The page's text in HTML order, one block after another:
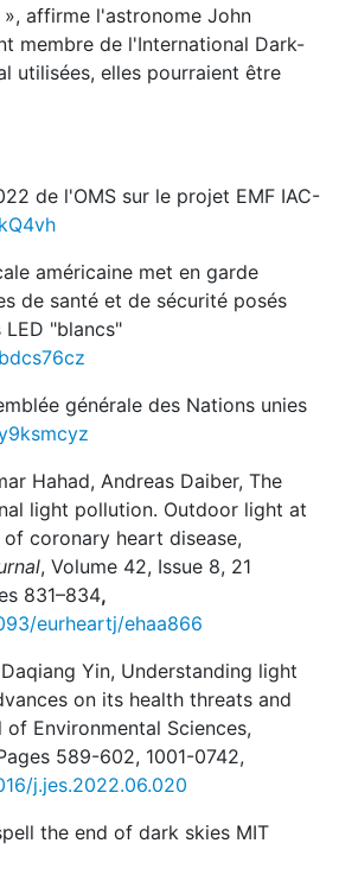
affirme l'astronome John
membre de l'International Dark-
utilisées, elles pourraient être
de l'OMS sur le projet EMF IAC-
américaine met en garde
de santé et de sécurité posés
"blancs"
générale des Nations unies
Hahad, Andreas Daiber, The
light pollution. Outdoor light at
coronary heart disease,
, Volume 42, Issue 8, 21
831–834,
eurheartj/ehaa866
Yin, Understanding light
on its health threats and
Environmental Sciences,
589-602, 1001-0742,
j.jes.2022.06.020
the end of dark skies MIT